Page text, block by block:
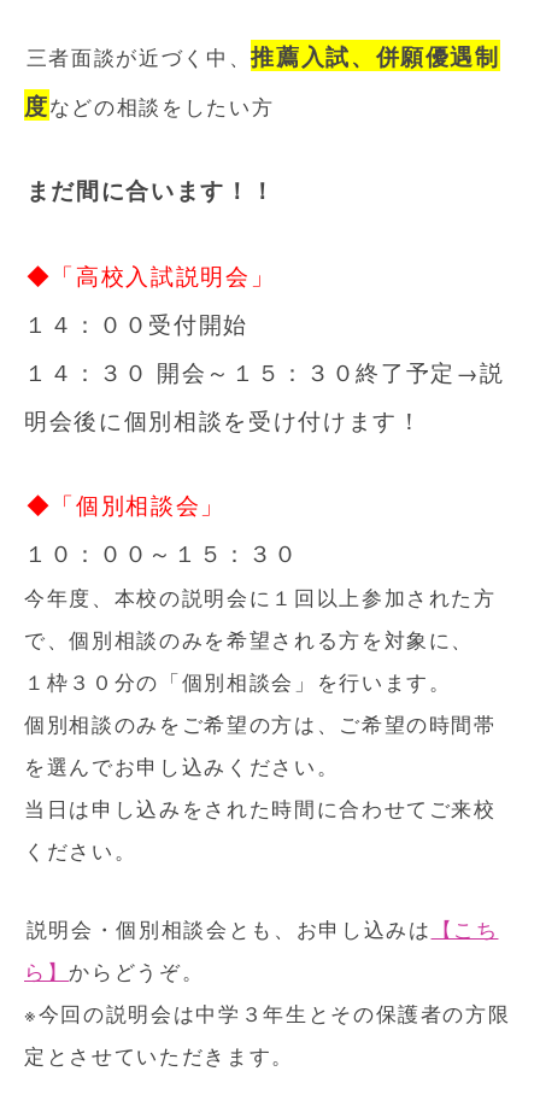
三者面談が近づく中、推薦入試、併願優遇制
度などの相談をしたい方
まだ間に合います！！
◆「高校入試説明会」
１４：００受付開始
１４：３０ 開会～１５：３０終了予定→説
明会後に個別相談を受け付けます！
◆「個別相談会」
１０：００～１５：３０
今年度、本校の説明会に１回以上参加された方
で、個別相談のみを希望される方を対象に、
１枠３０分の「個別相談会」を行います。
個別相談のみをご希望の方は、ご希望の時間帯
を選んでお申し込みください。
当日は申し込みをされた時間に合わせてご来校
ください。
説明会・個別相談会とも、お申し込みは 【こち
ら】 からどうぞ。
※今回の説明会は中学３年生とその保護者の方限
定とさせていただきます。